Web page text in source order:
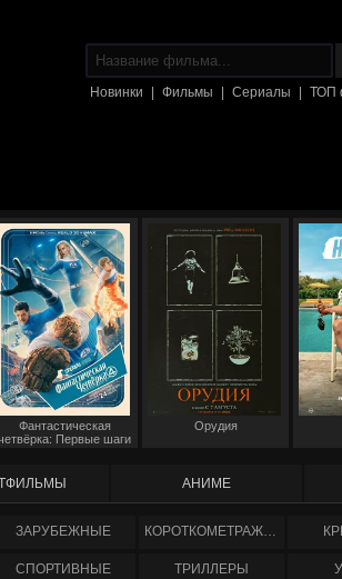
Новинки Фильмы Сериалы ТОП
Фантастическая
Первые шаги
Орудия
АНИМЕ
ЗАРУБЕЖНЫЕ КОРОТКОМЕТРАЖНЫЕ
СПОРТИВНЫЕ ТРИЛЛЕРЫ